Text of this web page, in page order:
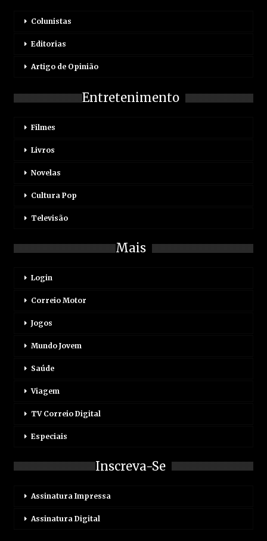
Colunistas
Editorias
Artigo de Opinião
Entretenimento
Filmes
Livros
Novelas
Cultura Pop
Televisão
Mais
Login
Correio Motor
Jogos
Mundo Jovem
Saúde
Viagem
TV Correio Digital
Especiais
Inscreva-Se
Assinatura Impressa
Assinatura Digital